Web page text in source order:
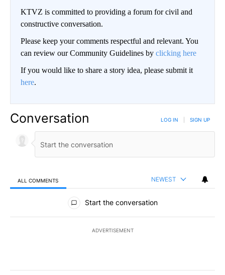
KTVZ is committed to providing a forum for civil and
constructive conversation.
Please keep your comments respectful and relevant. You
can review our Community Guidelines by clicking here
If you would like to share a story idea, please submit it
here.
Conversation LOG IN SIGN UP
ALL COMMENTS NEWEST
All Comments
Start the conversation
ADVERTISEMENT